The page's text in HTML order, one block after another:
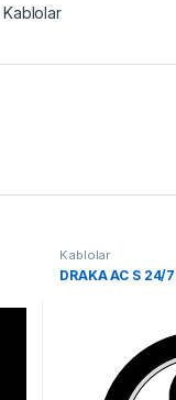
Kablolar
Kablolar
DRAKA AC S 24/